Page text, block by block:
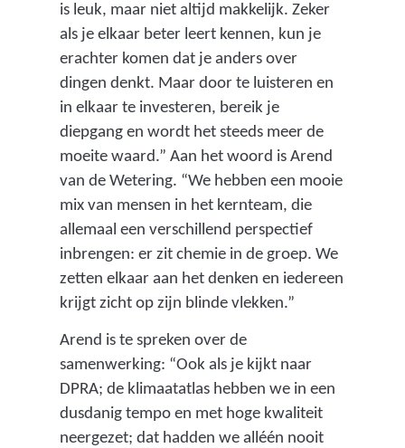
is leuk, maar niet altijd makkelijk. Zeker
als je elkaar beter leert kennen, kun je
erachter komen dat je anders over
dingen denkt. Maar door te luisteren en
in elkaar te investeren, bereik je
diepgang en wordt het steeds meer de
moeite waard.” Aan het woord is Arend
van de Wetering. “We hebben een mooie
mix van mensen in het kernteam, die
allemaal een verschillend perspectief
inbrengen: er zit chemie in de groep. We
zetten elkaar aan het denken en iedereen
krijgt zicht op zijn blinde vlekken.”
Arend is te spreken over de
samenwerking: “Ook als je kijkt naar
DPRA; de klimaatatlas hebben we in een
dusdanig tempo en met hoge kwaliteit
neergezet; dat hadden we alléén nooit